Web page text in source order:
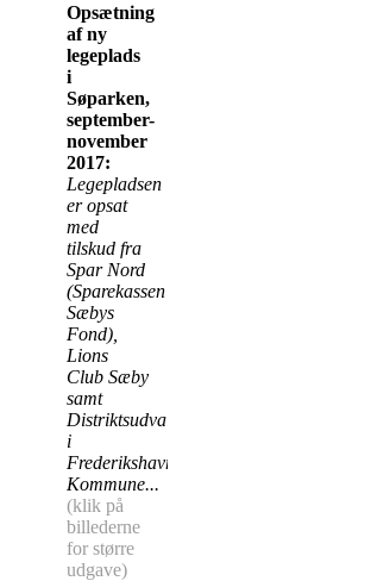
Opsætning
af ny
legeplads
i
Søparken,
september-
november
2017:
Legepladsen
er opsat
med
tilskud fra
Spar Nord
(Sparekassen
Sæbys
Fond),
Lions
Club Sæby
samt
Distriktsudvalget
i
Frederikshavn
Kommune...
(klik på
billederne
for større
udgave)